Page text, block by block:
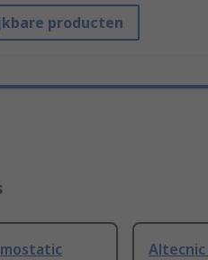
producten
Altecnic